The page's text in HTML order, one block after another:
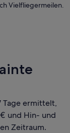
Vielfliegermeilen.
Tage ermittelt,
und Hin- und
Zeitraum.